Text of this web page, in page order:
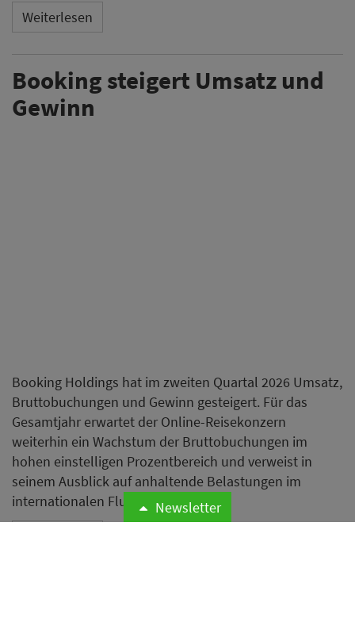
Weiterlesen
Booking steigert Umsatz und
Gewinn
Booking Holdings hat im zweiten Quartal 2026 Umsatz,
Bruttobuchungen und Gewinn gesteigert. Für das
Gesamtjahr erwartet der Online-Reisekonzern
weiterhin ein Wachstum der Bruttobuchungen im
hohen einstelligen Prozentbereich und verweist in
seinem Ausblick auf anhaltende Belastungen im
internationalen Flugverkehr.Newsletter